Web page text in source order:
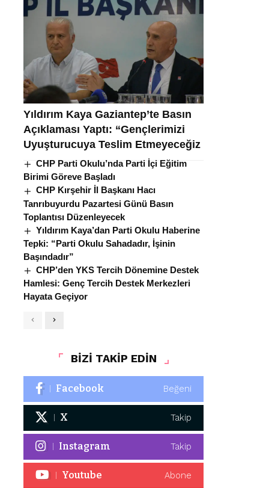
Yıldırım Kaya Gaziantep’te Basın
Açıklaması Yaptı: “Gençlerimizi
Uyuşturucuya Teslim Etmeyeceğiz
CHP Parti Okulu’nda Parti İçi Eğitim
Birimi Göreve Başladı
CHP Kırşehir İl Başkanı Hacı
Tanrıbuyurdu Pazartesi Günü Basın
Toplantısı Düzenleyecek
Yıldırım Kaya’dan Parti Okulu Haberine
Tepki: “Parti Okulu Sahadadır, İşinin
Başındadır”
CHP’den YKS Tercih Dönemine Destek
Hamlesi: Genç Tercih Destek Merkezleri
Hayata Geçiyor
BİZİ TAKİP EDİN
Facebook Beğeni
X Takip
Instagram Takip
Youtube Abone